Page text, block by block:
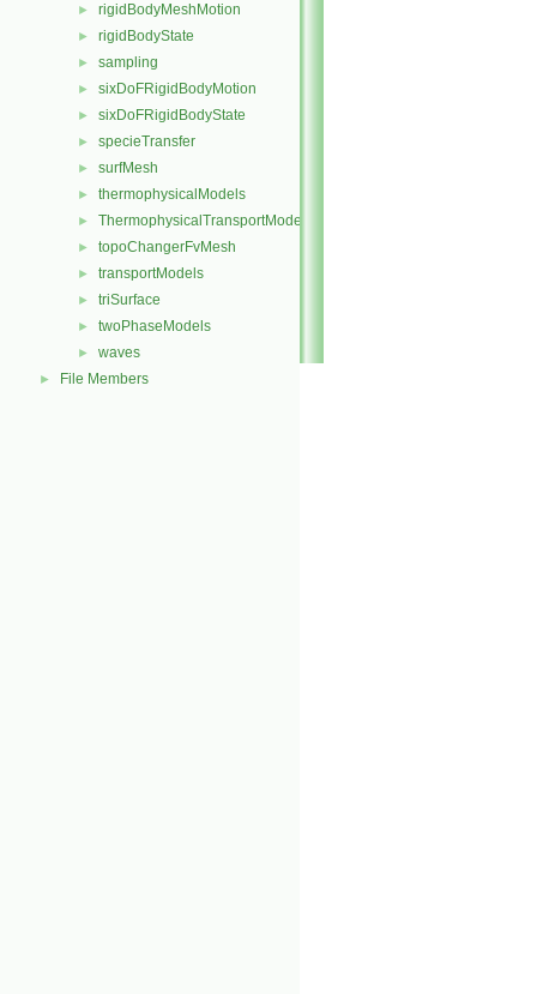
► rigidBodyMeshMotion
► rigidBodyState
► sampling
► sixDoFRigidBodyMotion
► sixDoFRigidBodyState
► specieTransfer
► surfMesh
► thermophysicalModels
► ThermophysicalTransportModels
► topoChangerFvMesh
► transportModels
► triSurface
► twoPhaseModels
► waves
► File Members